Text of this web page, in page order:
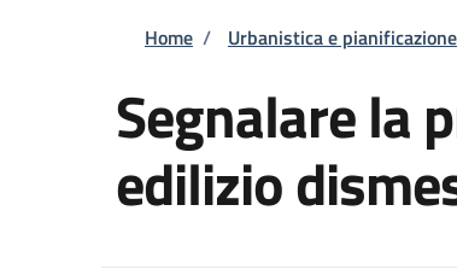
Briciole di pane
Home / Urbanistica e pianificazione
Segnalare la
edilizio